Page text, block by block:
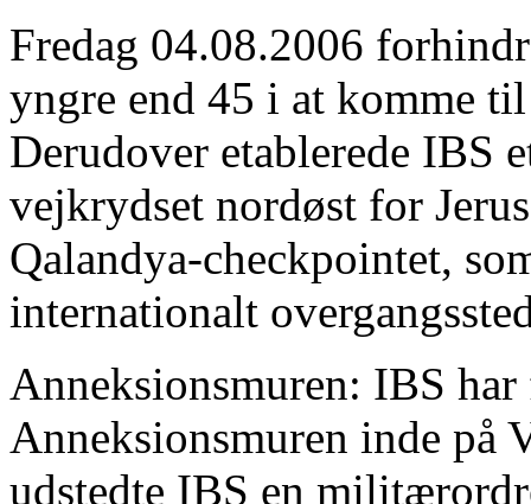
Fredag 04.08.2006
yngre end 45 i at komme
Derudover etablerede IBS
vejkrydset nordøst for
Qalandya-checkpointet,
internationalt
Anneksionsmuren: IBS
Anneksionsmuren inde på
udstedte IBS en